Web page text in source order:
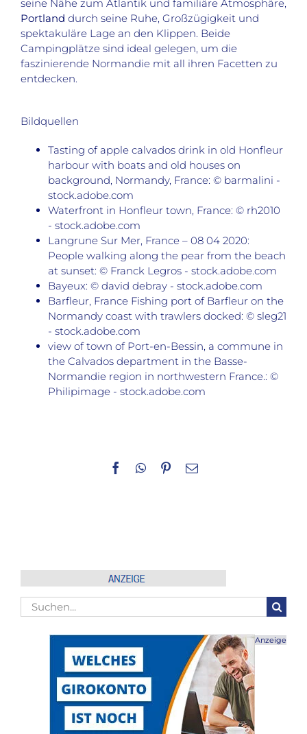
seine Nähe zum Atlantik und familiäre Atmosphäre,
Portland durch seine Ruhe, Großzügigkeit und
spektakuläre Lage an den Klippen. Beide
Campingplätze sind ideal gelegen, um die
faszinierende Normandie mit all ihren Facetten zu
entdecken.
Bildquellen
Tasting of apple calvados drink in old Honfleur
harbour with boats and old houses on
background, Normandy, France: © barmalini -
stock.adobe.com
Waterfront in Honfleur town, France: © rh2010
- stock.adobe.com
Langrune Sur Mer, France – 08 04 2020:
People walking along the pear from the beach
at sunset: © Franck Legros - stock.adobe.com
Bayeux: © david debray - stock.adobe.com
Barfleur, France Fishing port of Barfleur on the
Normandy coast with trawlers docked: © sleg21
- stock.adobe.com
view of town of Port-en-Bessin, a commune in
the Calvados department in the Basse-
Normandie region in northwestern France.: ©
Philipimage - stock.adobe.com
Facebook
WhatsApp
Pinterest
E-
Suche
nach:
Anzeige